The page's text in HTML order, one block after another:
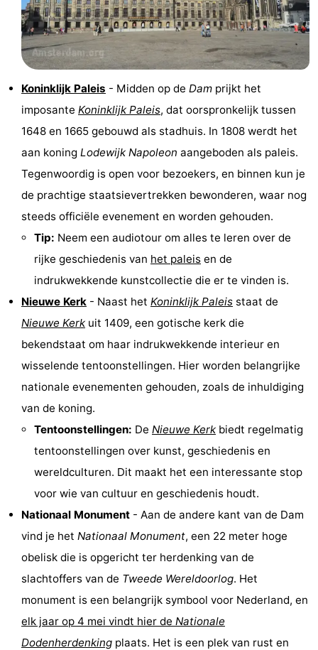
Steden
Rondleidingen
Sporten
Fietsen
Wandelen
Amusement
Nachtleven
Eten
en
drinken
Winkelen
Markten
-
Warenhuizen
Evenementen
Uitgelicht
Grachtengordel
Coffeeshops
Homohoofdstad
Rosse
buurt
Geschiedenis
Diamantstad
Parken
Koninklijk Paleis - Midden op de Dam prijkt het
imposante Koninklijk Paleis, dat oorspronkelijk tussen
1648 en 1665 gebouwd als stadhuis. In 1808 werdt het
aan koning Lodewijk Napoleon aangeboden als paleis.
Tegenwoordig is open voor bezoekers, en binnen kun je
de prachtige staatsievertrekken bewonderen, waar nog
steeds officiële evenement en worden gehouden.
Tip: Neem een audiotour om alles te leren over de
rijke geschiedenis van het paleis en de
indrukwekkende kunstcollectie die er te vinden is.
Nieuwe Kerk - Naast het Koninklijk Paleis staat de
Nieuwe Kerk uit 1409, een gotische kerk die
bekendstaat om haar indrukwekkende interieur en
wisselende tentoonstellingen. Hier worden belangrijke
nationale evenementen gehouden, zoals de inhuldiging
van de koning.
Tentoonstellingen: De Nieuwe Kerk biedt regelmatig
tentoonstellingen over kunst, geschiedenis en
wereldculturen. Dit maakt het een interessante stop
voor wie van cultuur en geschiedenis houdt.
Nationaal Monument - Aan de andere kant van de Dam
vind je het Nationaal Monument, een 22 meter hoge
obelisk die is opgericht ter herdenking van de
slachtoffers van de Tweede Wereldoorlog. Het
monument is een belangrijk symbool voor Nederland, en
elk jaar op 4 mei vindt hier de Nationale
Dodenherdenking plaats. Het is een plek van rust en